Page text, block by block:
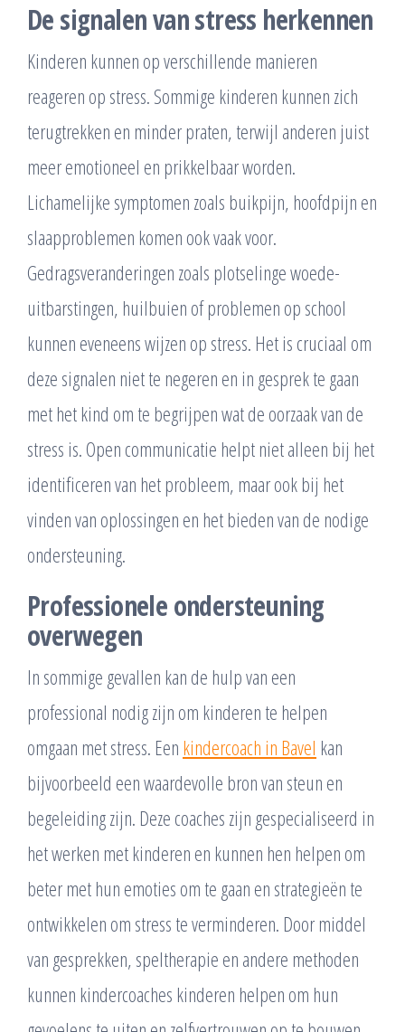
De signalen van stress herkennen
Kinderen kunnen op verschillende manieren
reageren op stress. Sommige kinderen kunnen zich
terugtrekken en minder praten, terwijl anderen juist
meer emotioneel en prikkelbaar worden.
Lichamelijke symptomen zoals buikpijn, hoofdpijn en
slaapproblemen komen ook vaak voor.
Gedragsveranderingen zoals plotselinge woede-
uitbarstingen, huilbuien of problemen op school
kunnen eveneens wijzen op stress. Het is cruciaal om
deze signalen niet te negeren en in gesprek te gaan
met het kind om te begrijpen wat de oorzaak van de
stress is. Open communicatie helpt niet alleen bij het
identificeren van het probleem, maar ook bij het
vinden van oplossingen en het bieden van de nodige
ondersteuning.
Professionele ondersteuning
overwegen
In sommige gevallen kan de hulp van een
professional nodig zijn om kinderen te helpen
omgaan met stress. Een kindercoach in Bavel kan
bijvoorbeeld een waardevolle bron van steun en
begeleiding zijn. Deze coaches zijn gespecialiseerd in
het werken met kinderen en kunnen hen helpen om
beter met hun emoties om te gaan en strategieën te
ontwikkelen om stress te verminderen. Door middel
van gesprekken, speltherapie en andere methoden
kunnen kindercoaches kinderen helpen om hun